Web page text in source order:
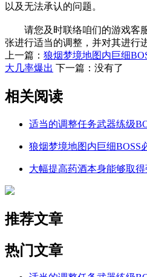
以及无法承认的问题。
请您及时联络咱们的游戏客
张进行适当的调整，并对其进行
上一篇： 狼烟梦境地图内巨细
大几率爆出 下一篇：没有了
相关阅读
适当的调整任务武器练级
狼烟梦境地图内巨细BOSS
大幅提高药酒本身能够取
推荐文章
热门文章